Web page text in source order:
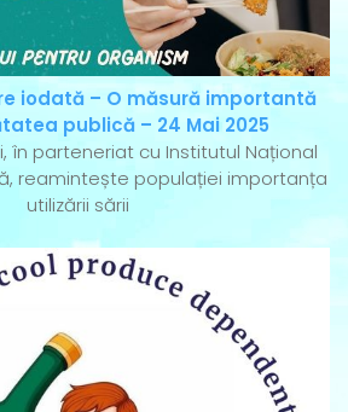
iodată – O măsură importantă
publică – 24 Mai 2025
în parteneriat cu Institutul Național
reamintește populației importanța
utilizării sării